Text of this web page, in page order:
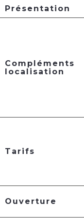
Présentation
Compléments
localisation
Tarifs
Ouverture